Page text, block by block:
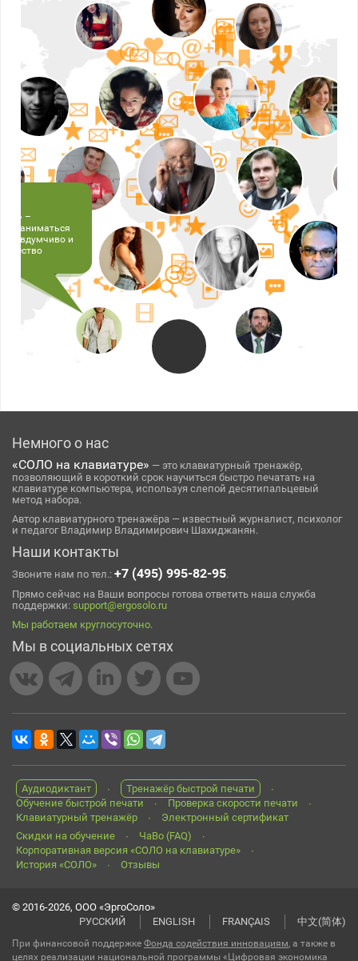
–
позаниматься
вдумчиво и
Немного о нас
«СОЛО на клавиатуре» — это клавиатурный тренажёр,
позволяющий в короткий срок научиться быстро печатать на
клавиатуре компьютера, используя слепой десятипальцевый
метод набора.
Автор клавиатурного тренажёра — известный журналист, психолог
и педагог Владимир Владимирович Шахиджанян.
Наши контакты
Звоните нам по тел.: +7 (495) 995-82-95.
Прямо сейчас на Ваши вопросы готова ответить наша служба
поддержки: support@ergosolo.ru
Мы работаем круглосуточно.
Мы в социальных сетях
Аудиодиктант
Тренажёр быстрой печати
Обучение быстрой печати
Проверка скорости печати
Клавиатурный тренажёр
Электронный сертификат
Скидки на обучение
ЧаВо (FAQ)
Корпоративная версия «СОЛО на клавиатуре»
История «СОЛО»
Отзывы
© 2016-2026, ООО «ЭргоСоло»
РУССКИЙ
ENGLISH FRANÇAIS 中文(简体)
При финансовой поддержке Фонда содействия инновациям, а также в
целях реализации национальной программы «Цифровая экономика